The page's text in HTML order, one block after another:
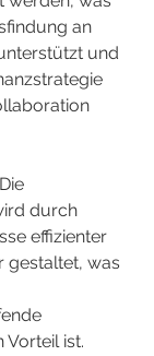
an
und
durch
effizienter
gestaltet, was
Vorteil ist.